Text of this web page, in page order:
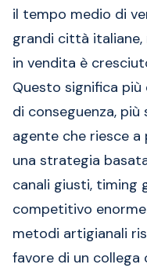
il tempo medio di
grandi città
in vendita è
Questo significa
di conseguenza,
agente che riesce a
una strategia
canali giusti, timing
competitivo
metodi artigianali
favore di un